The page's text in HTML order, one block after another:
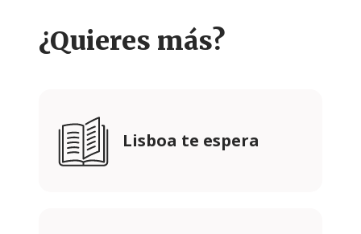
¿Quieres más?
Lisboa te espera